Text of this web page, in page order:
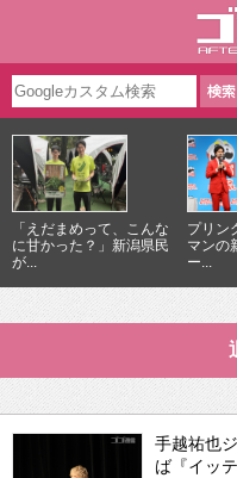
「えだまめって、こんな
に甘かった？」新潟県民
が...
プリン
マンの
ー...
手越祐也
ば『イッ